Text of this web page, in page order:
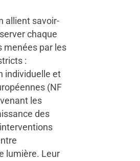
allient savoir-
chaque
menées par les
:
individuelle et
(NF
les
des
lumière. Leur